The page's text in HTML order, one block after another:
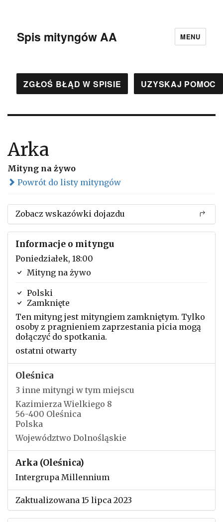
Spis mityngów AA MENU
ZGŁOŚ BŁĄD W SPISIE UZYSKAJ POMOC
Arka
Mityng na żywo
Powrót do listy mityngów
Zobacz wskazówki dojazdu
Informacje o mityngu
Poniedziałek, 18:00
Mityng na żywo
Polski
Zamknięte
Ten mityng jest mityngiem zamkniętym. Tylko
osoby z pragnieniem zaprzestania picia mogą
dołączyć do spotkania.
ostatni otwarty
Oleśnica
3 inne mityngi w tym miejscu
Kazimierza Wielkiego 8
56-400 Oleśnica
Polska
Województwo Dolnośląskie
Arka (Oleśnica)
Intergrupa Millennium
Zaktualizowana 15 lipca 2023